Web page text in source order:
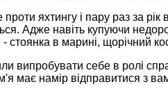
яхтингу і пару раз за
Адже навіть купуючи
- стоянка в марині, щорічний
випробувати себе в ролі
має намір відправитися з